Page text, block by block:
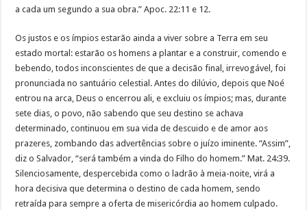
a cada um segundo a sua obra.” Apoc. 22:11 e 12.
Os justos e os ímpios estarão ainda a viver sobre a Terra em seu
estado mortal: estarão os homens a plantar e a construir, comendo e
bebendo, todos inconscientes de que a decisão final, irrevogável, foi
pronunciada no santuário celestial. Antes do dilúvio, depois que Noé
entrou na arca, Deus o encerrou ali, e excluiu os ímpios; mas, durante
sete dias, o povo, não sabendo que seu destino se achava
determinado, continuou em sua vida de descuido e de amor aos
prazeres, zombando das advertências sobre o juízo iminente. “Assim”,
diz o Salvador, “será também a vinda do Filho do homem.” Mat. 24:39.
Silenciosamente, despercebida como o ladrão à meia-noite, virá a
hora decisiva que determina o destino de cada homem, sendo
retraída para sempre a oferta de misericórdia ao homem culpado.